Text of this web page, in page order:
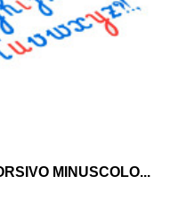
MINUSCOLO...